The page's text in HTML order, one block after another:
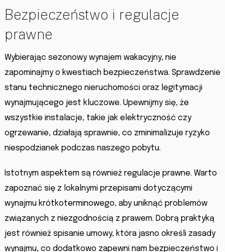
Bezpieczeństwo i regulacje
prawne
Wybierając sezonowy wynajem wakacyjny, nie
zapominajmy o kwestiach bezpieczeństwa. Sprawdzenie
stanu technicznego nieruchomości oraz legitymacji
wynajmującego jest kluczowe. Upewnijmy się, że
wszystkie instalacje, takie jak elektryczność czy
ogrzewanie, działają sprawnie, co zminimalizuje ryzyko
niespodzianek podczas naszego pobytu.
Istotnym aspektem są również regulacje prawne. Warto
zapoznać się z lokalnymi przepisami dotyczącymi
wynajmu krótkoterminowego, aby uniknąć problemów
związanych z niezgodnością z prawem. Dobrą praktyką
jest również spisanie umowy, która jasno określi zasady
wynajmu, co dodatkowo zapewni nam bezpieczeństwo i